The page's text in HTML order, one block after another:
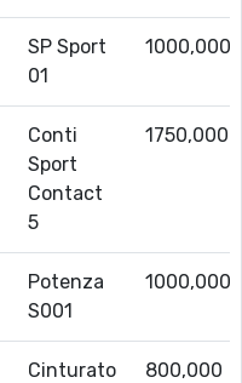
SP Sport
01
1000,000
Conti
Sport
Contact
5
1750,000
Potenza
S001
1000,000
Cinturato
800,000